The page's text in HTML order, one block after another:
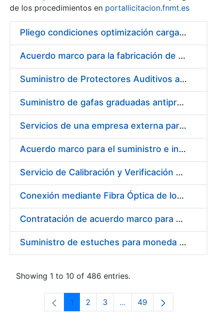
Show/Hide
de los procedimientos en portallicitacion.fnmt.es
Pliego condiciones optimización cargas compras firmado
Acuerdo marco para la fabricación de piezas
Suministro de Protectores Auditivos a medida para las personas trabajadoras de los Centros de Trabajo de Madrid y Burgos
Suministro de gafas graduadas antiproyecciones para los trabajadores de la FNMT-RCM en los centros de trabajo de Madrid y Burgos
Servicios de una empresa externa para el asesoramiento y resolución de los recursos de alzada que se presentan relacionados con procesos de selección para la FNMT-RCM
Acuerdo marco para el suministro e instalación de persianas, estores y otros complementos
Servicio de Calibración y Verificación Externa de los Equipos de Medición del Servicio de Prevención de la FNMT-RCM
Conexión mediante Fibra Óptica de los Centros de Proceso de Datos (CPDs) de las sedes de la FNMT-RCM de Burgos y Madrid
Contratación de acuerdo marco para el Suministro de Material de Electricidad para la Fábrica Nacional de Moneda y Timbre-Real Casa de la Moneda en su centro de trabajo de Burgos
Suministro de estuches para moneda de 30 €
Showing 1 to 10 of 486 entries.
Page
1 Page
2 Page
3 ...Intermediate Pages Use
Page
49